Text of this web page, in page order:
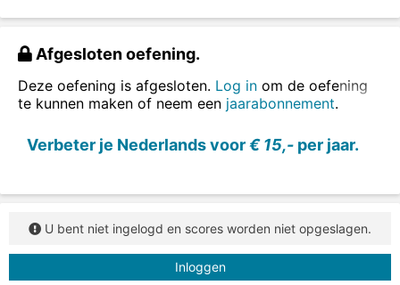
maken.
Oefen altijd eerst de regelmatige werkwoorden
kuntde regelmatige en onregelmatige werkwoorden
ook in zinnen oefenen.
Vul de juiste vorm van het werkwoord in.
Afgesloten oefening.
Deze oefening is afgesloten. Log in om de oefening
te kunnen maken of neem een jaarabonnement.
Verbeter je Nederlands voor€ 15,- per jaar.
U bent niet ingelogd en scores worden niet opgeslagen.
Inloggen